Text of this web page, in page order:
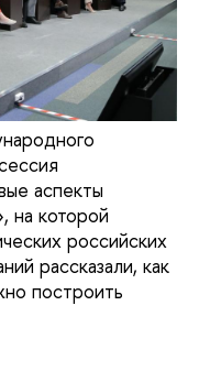
аспекты
на которой
российских
рассказали, как
построить